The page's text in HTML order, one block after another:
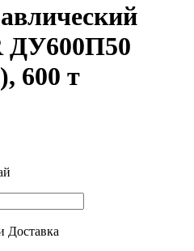
ДУ600П50
600 т
Доставка